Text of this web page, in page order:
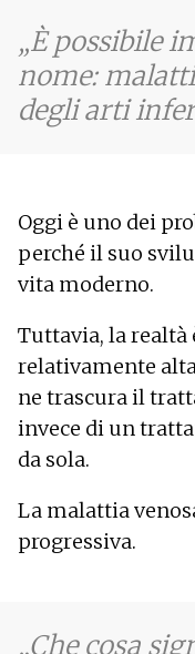
È possibile
nome:
degli arti
Oggi è uno dei
perché il suo
vita moderno.
Tuttavia, la realtà
relativamente
ne trascura il
invece di un
da sola.
La malattia
progressiva.
Che cosa